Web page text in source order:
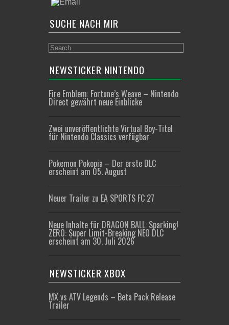
SUCHE NACH MIR
NEWSTICKER NINTENDO
Fire Emblem: Fortune’s Weave – Nintendo
Direct gewährt neue Einblicke
Zwei unveröffentlichte Virtual Boy-Titel
für Nintendo Classics verfügbar
Pokemon Pokopia – Der erste DLC
erscheint am 05. August
Neuer Trailer zu EA SPORTS FC 27
Neue Inhalte für DRAGON BALL: Sparking!
ZERO: Super Limit-Breaking NEO DLC
erscheint am 30. Juli 2026
NEWSTICKER XBOX
MX vs ATV Legends – Beta Pack Release
Trailer